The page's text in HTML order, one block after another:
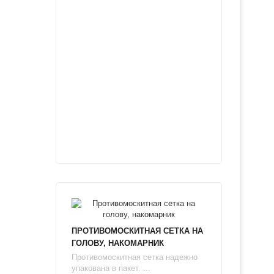
ПРОТИВОМОСКИТНАЯ СЕТКА НА
ГОЛОВУ, НАКОМАРНИК
Противомоскитная сетка надежно
упакована в пакет. ...